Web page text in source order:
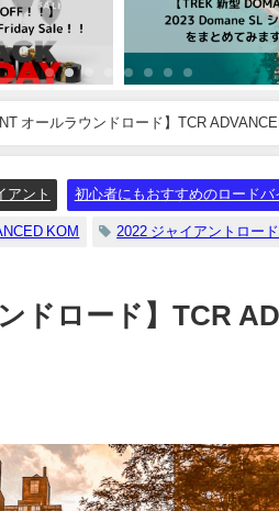
オールラウンドロード】TCR
アント 初心者にもおすすめのロードバ
KOM 2022 ジャイアントロー
ドロード】TCR